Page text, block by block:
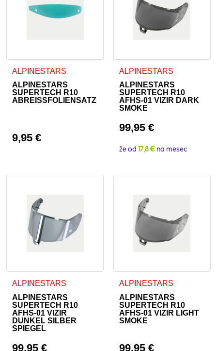
ALPINESTARS
ALPINESTARS
SUPERTECH R10
ABREISSFOLIENSATZ
9,95€
ALPINESTARS
ALPINESTARS
SUPERTECH R10
AFHS-01 VIZIR DARK
SMOKE
99,95 €
že od 17,8 € na mesec
ALPINESTARS
ALPINESTARS
SUPERTECH R10
AFHS-01 VIZIR
DUNKEL SILBER
SPIEGEL
99,95€
ALPINESTARS
ALPINESTARS
SUPERTECH R10
AFHS-01 VIZIR LIGHT
SMOKE
99,95 €